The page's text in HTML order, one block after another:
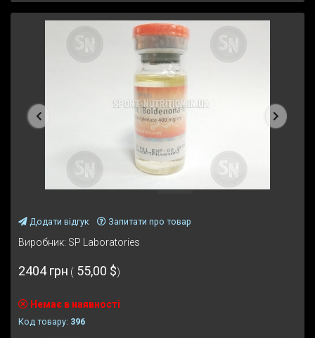
Попередня
Додати відгук Запитати про товар
Виробник: SP Laboratories
2404 грн ( 55,00 $)
Немає в наявності
Код товару: 396